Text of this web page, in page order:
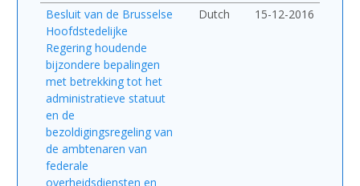
Besluit van de Brusselse
Hoofdstedelijke
Regering houdende
bijzondere bepalingen
met betrekking tot het
administratieve statuut
en de
bezoldigingsregeling van
de ambtenaren van
federale
overheidsdiensten en
Dutch 15-12-2016